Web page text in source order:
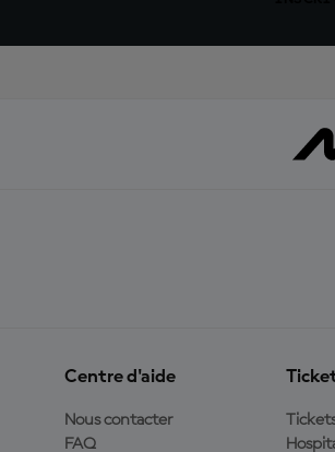
Centre d'aide
Nous contacter
FAQ